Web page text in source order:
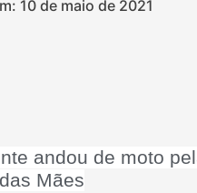
10 de maio de 2021
andou de moto
Mães